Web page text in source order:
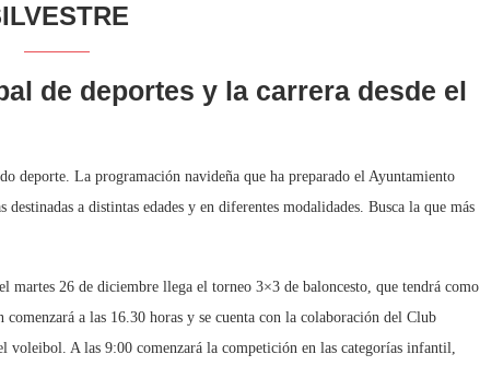
de deportes y la carrera desde el
deporte. La programación navideña que ha preparado el Ayuntamiento
a distintas edades y en diferentes modalidades. Busca la que más
martes 26 de diciembre llega el torneo 3×3 de baloncesto, que tendrá como
a las 16.30 horas y se cuenta con la colaboración del Club
voleibol. A las 9:00 comenzará la competición en las categorías infantil,